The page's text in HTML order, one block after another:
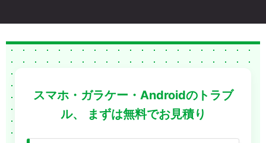
スマホ・ガラケー・Androidのトラブ
ル、
まずは無料でお見積り